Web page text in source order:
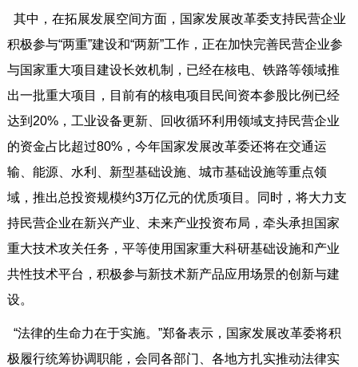
其中，在拓展发展空间方面，国家发展改革委支持民营企业
积极参与“两重”建设和“两新”工作，正在加快完善民营企业参
与国家重大项目建设长效机制，已经在核电、铁路等领域推
出一批重大项目，目前有的核电项目民间资本参股比例已经
达到20%，工业设备更新、回收循环利用领域支持民营企业
的资金占比超过80%，今年国家发展改革委还将在交通运
输、能源、水利、新型基础设施、城市基础设施等重点领
域，推出总投资规模约3万亿元的优质项目。同时，将大力支
持民营企业在新兴产业、未来产业投资布局，牵头承担国家
重大技术攻关任务，平等使用国家重大科研基础设施和产业
共性技术平台，积极参与新技术新产品应用场景的创新与建
设。
“法律的生命力在于实施。”郑备表示，国家发展改革委将积
极履行统筹协调职能，会同各部门、各地方扎实推动法律实